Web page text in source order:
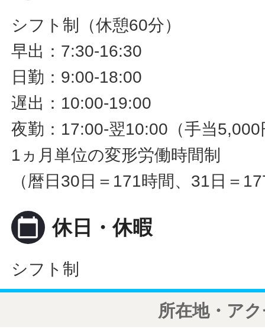
シフト制（休憩60分）
早出：7:30-16:30
日勤：9:00-18:00
遅出：10:00-19:00
夜勤：17:00-翌10:00（手当5,000
1ヵ月単位の変形労働時間制
（暦日30日＝171時間、31日＝
calendar_today 休日・休暇
シフト制
所在地・ア